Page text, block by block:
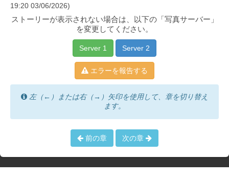
19:20 03/06/2026)
ストーリーが表示されない場合は、以下の「写真サーバー」
を変更してください。
Server 1 Server 2
エラーを報告する
左（←）または右（→）矢印を使用して、章を切り替え
ます。
前の章 次の章